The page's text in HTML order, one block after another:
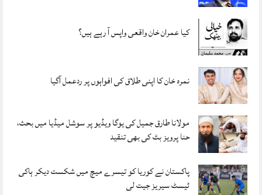
کیا عمران خان واقعی واپس آ رہے ہیں؟
نمرہ خان کا اپنی طلاق کی افواہوں پر ردعمل آگیا
مولانا طارق جمیل کی یوگا ویڈیو پر سوشل میڈیا میں بحث،
حنا پرویز بٹ کی بھی تنقید
پاکستان نے کوریا کو تیسرے میچ میں شکست دیکر ہاکی
ٹیسٹ سیریز جیت لی